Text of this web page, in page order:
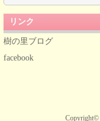
リンク
樹の里ブログ
facebook
Copyright©